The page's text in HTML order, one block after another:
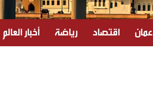
عمان اقتصاد رياضة أخبار العالم